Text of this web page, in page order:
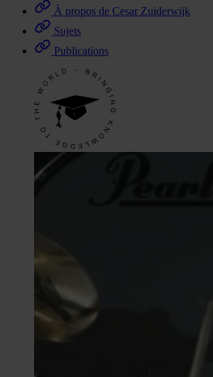
À propos de Cesar Zuiderwijk
Sujets
Publications